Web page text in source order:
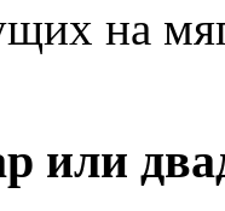
на
или